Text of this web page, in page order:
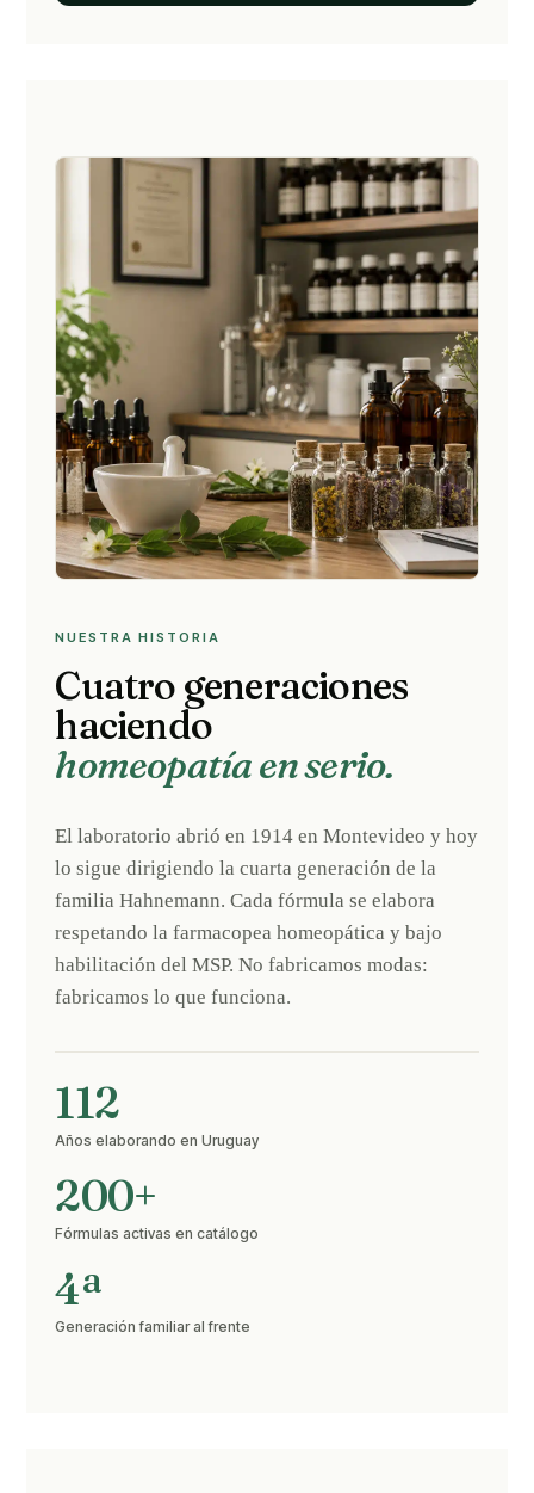
NUESTRA HISTORIA
Cuatro generaciones
haciendo
homeopatía en serio.
El laboratorio abrió en 1914 en Montevideo y hoy
lo sigue dirigiendo la cuarta generación de la
familia Hahnemann. Cada fórmula se elabora
respetando la farmacopea homeopática y bajo
habilitación del MSP. No fabricamos modas:
fabricamos lo que funciona.
112
Años elaborando en Uruguay
200+
Fórmulas activas en catálogo
4ª
Generación familiar al frente